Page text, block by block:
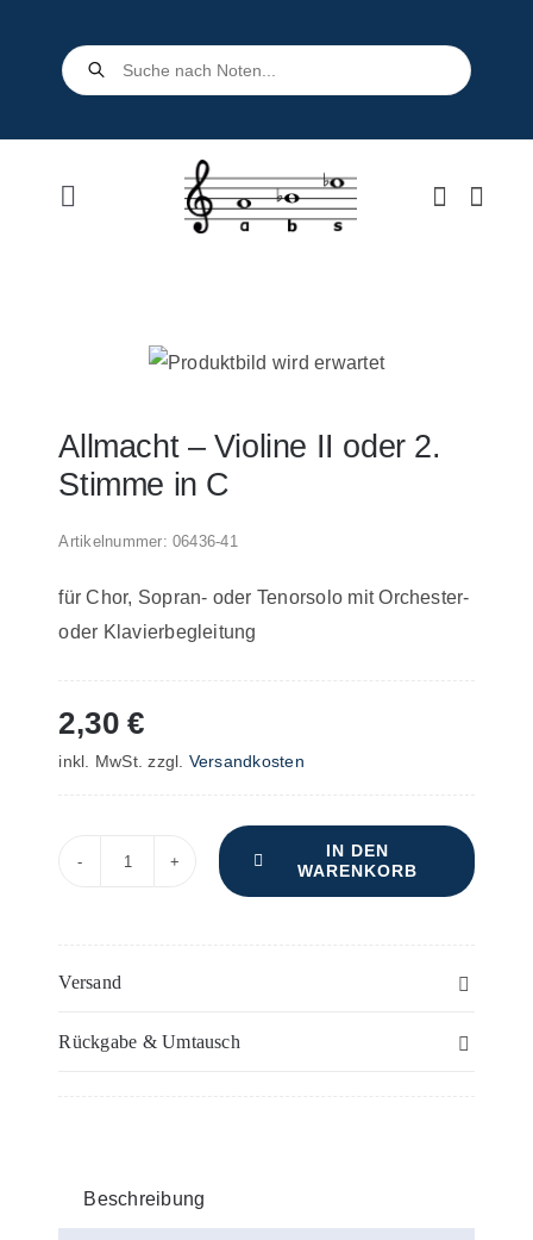
Products
search
Toggle
Kontakt
Allmacht – Violine II oder 2.
Stimme in C
Artikelnummer: 06436-41
für Chor, Sopran- oder Tenorsolo mit Orchester-
oder Klavierbegleitung
2,30€
inkl. MwSt. zzgl. Versandkosten
2.
Menge
IN DEN
WARENKORB
Versand
Rückgabe & Umtausch
Beschreibung